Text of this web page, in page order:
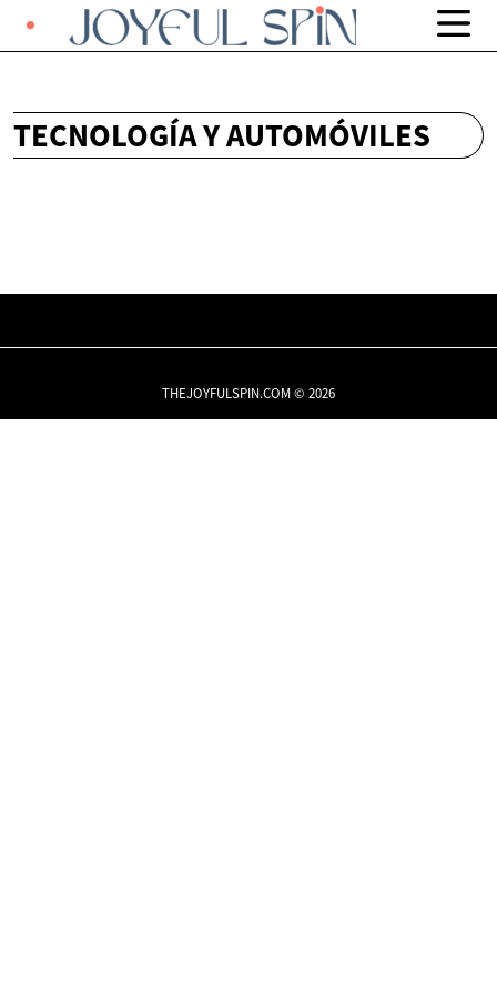
TECNOLOGÍA Y AUTOMÓVILES
THEJOYFULSPIN.COM © 2026